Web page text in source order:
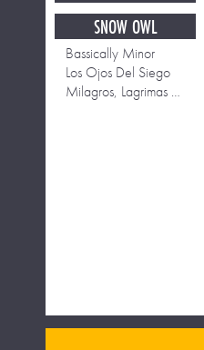
SNOW OWL
Bassically Minor
Los Ojos Del Siego
Milagros, Lagrimas Y El Destino